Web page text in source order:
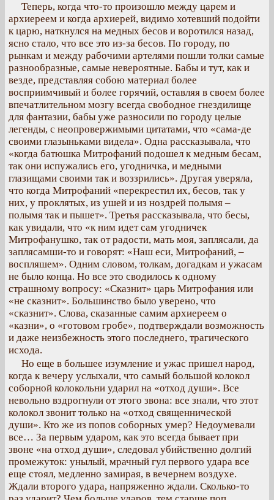
Теперь, когда что-то произошло между царем и
архиереем и когда архиерей, видимо хотевший подойти
к царю, наткнулся на медных бесов и воротился назад,
ясно стало, что все это из-за бесов. По городу, по
рынкам и между рабочими артелями пошли толки самые
разнообразные, самые невероятные. Бабы и тут, как и
везде, представляя собою материал более
восприимчивый и более горячий, оставляя в своем более
впечатлительном мозгу всегда свободное гнездилище
для фантазии, бабы уже разносили по городу целые
легенды, с неопровержимыми цитатами, что «сама-де
своими глазыньками видела». Одна рассказывала, что
«когда батюшка Митрофаний подошел к медным бесам,
так они испужались его, угодничка, и медными
глазищами своими так и воззрились». Другая уверяла,
что когда Митрофаний «перекрестил их, бесов, так у
них, у проклятых, из ушей и из ноздрей полымя –
полымя так и пышет». Третья рассказывала, что бесы,
как увидали, что «к ним идет сам угодничек
Митрофанушко, так от радости, мать моя, заплясали, да
заплясамши-то и говорят: «Наш еси, Митрофаний, –
воспляшем». Одним словом, толкам, догадкам и ужасам
не было конца. Но все это сводилось к одному
страшному вопросу: «Сказнит» царь Митрофания или
«не сказнит». Большинство было уверено, что
«сказнит». Слова, сказанные самим архиереем о
«казни», о «готовом гробе», подтверждали возможность
и даже неизбежность этого последнего, трагического
исхода.
Но еще в большее изумление и ужас пришел народ,
когда к вечеру услыхали, что самый большой колокол
соборной колокольни ударил на «отход души». Все
невольно вздрогнули от этого звона: все знали, что этот
колокол звонит только на «отход священнической
души». Кто же из попов соборных умер? Недоумевали
все… За первым ударом, как это всегда бывает при
звоне «на отход души», следовал убийственно долгий
промежуток: унылый, мрачный гул первого удара все
еще стоял, медленно замирая, в вечернем воздухе.
Ждали второго удара, напряженно ждали. Сколько-то